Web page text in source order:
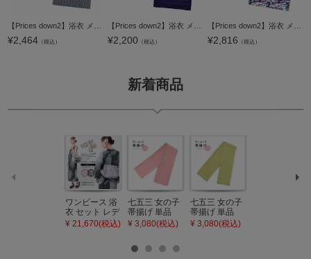
¥2,464 （税込） ¥2,200 （税込） ¥2,816 （税込）
新着商品
ワンピース 浴
衣 セット レデ
ィース 吸水速
¥ 21,670(税込)
七五三 女の子
帯揚げ 単品
「灰桃色」日
びあげ 和装 着
¥ 3,080(税込)
七五三 女の子
帯揚げ 単品
「若葉色」日
¥ 3,080(税込)
へ